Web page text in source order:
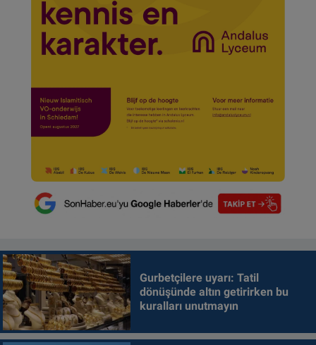
Gurbetçilere uyarı: Tatil
dönüşünde altın getirirken bu
kuralları unutmayın